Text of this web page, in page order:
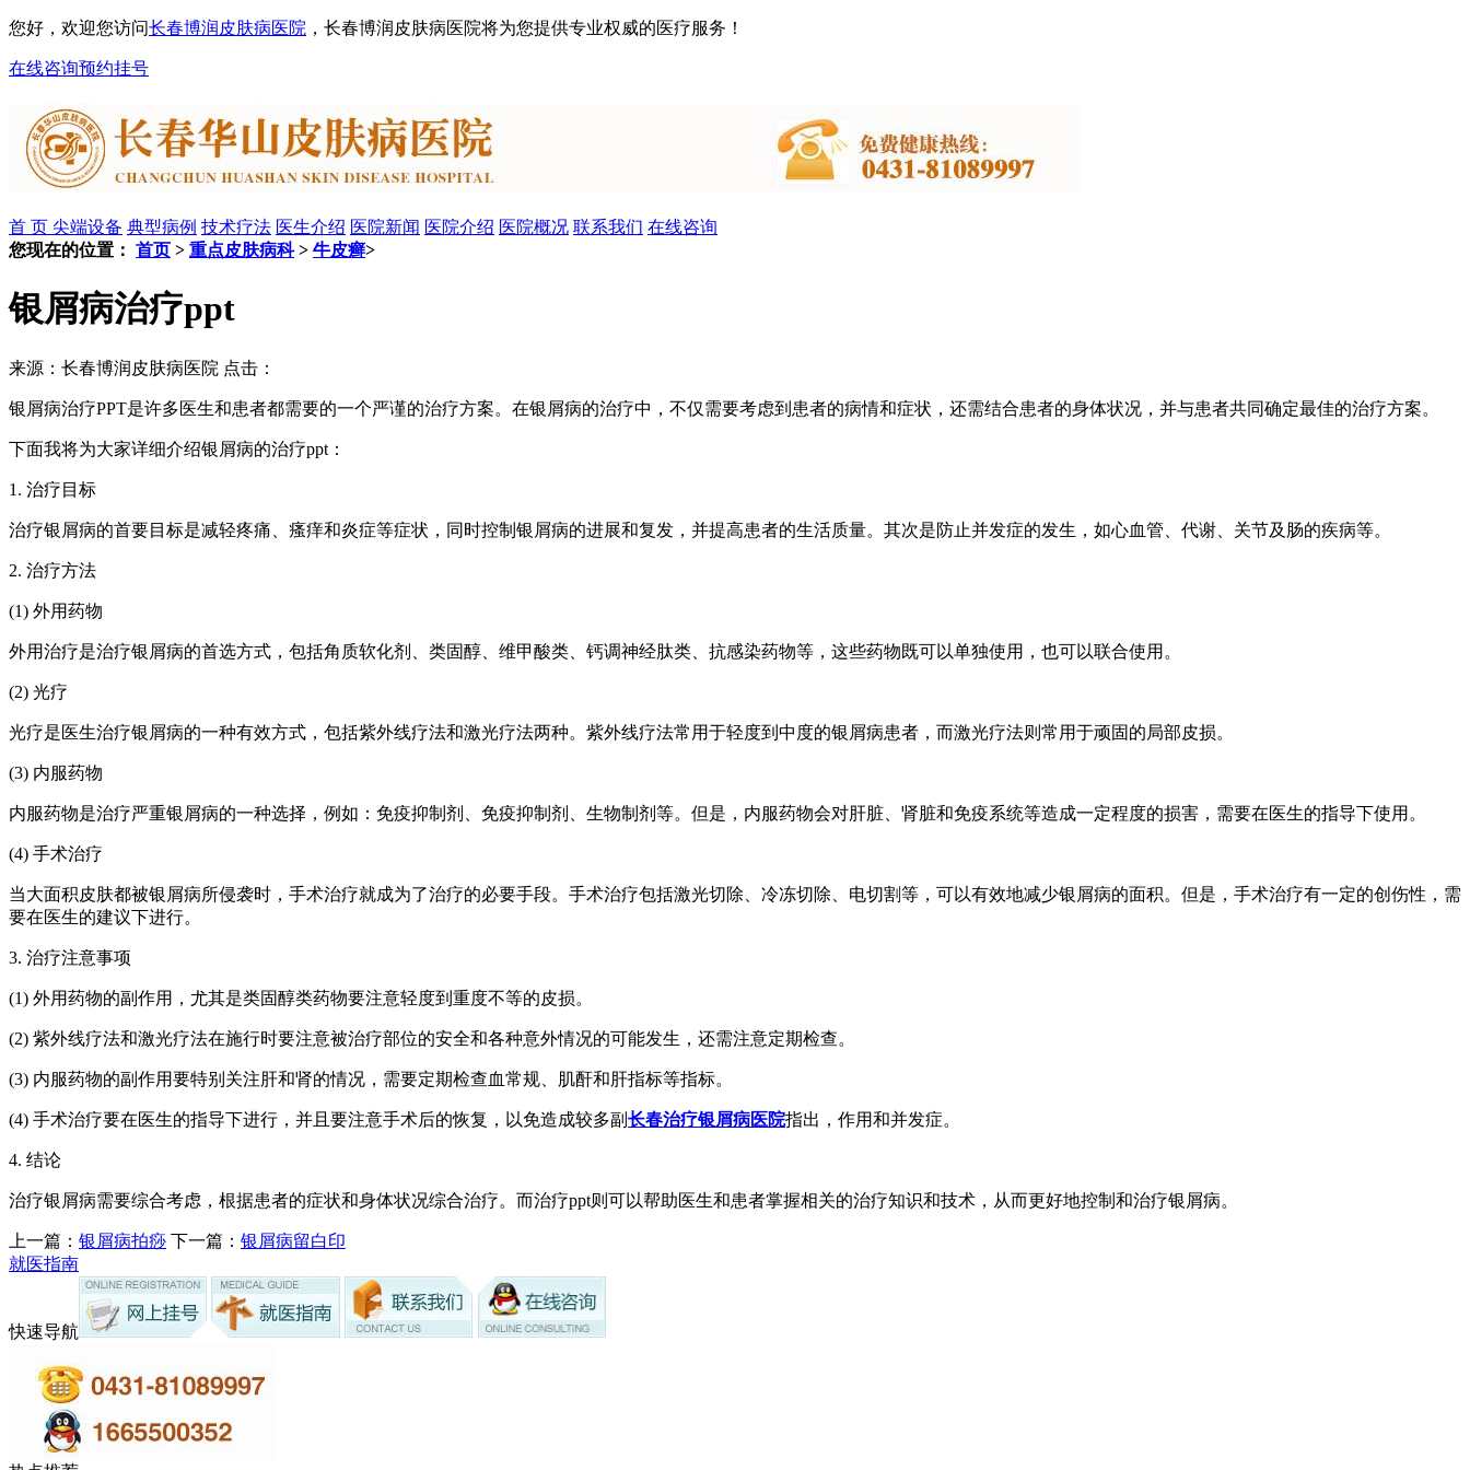
您好，欢迎您访问长春博润皮肤病医院 ，长春博润皮肤病医院将为您提供专业权威的医疗服务！
在线咨询预约挂号
首 页 尖端设备 典型病例 技术疗法 医生介绍 医院新闻 医院介绍 医院概况 联系我们 在线咨询
您现在的位置： 首页 > 重点皮肤病科> 牛皮癣>
银屑病治疗ppt
来源：长春博润皮肤病医院 点击：
银屑病治疗PPT是许多医生和患者都需要的一个严谨的治疗方案。在银屑病的治疗中，不仅需要考虑到患者的病情和症状，还需结合患者的身体状况，并与患者共同确定最佳的治疗方案。
下面我将为大家详细介绍银屑病的治疗ppt：
1. 治疗目标
治疗银屑病的首要目标是减轻疼痛、瘙痒和炎症等症状，同时控制银屑病的进展和复发，并提高患者的生活质量。其次是防止并发症的发生，如心血管、代谢、关节及肠的疾病等。
2. 治疗方法
(1) 外用药物
外用治疗是治疗银屑病的首选方式，包括角质软化剂、类固醇、维甲酸类、钙调神经肽类、抗感染药物等，这些药物既可以单独使用，也可以联合使用。
(2) 光疗
光疗是医生治疗银屑病的一种有效方式，包括紫外线疗法和激光疗法两种。紫外线疗法常用于轻度到中度的银屑病患者，而激光疗法则常用于顽固的局部皮损。
(3) 内服药物
内服药物是治疗严重银屑病的一种选择，例如：免疫抑制剂、免疫抑制剂、生物制剂等。但是，内服药物会对肝脏、肾脏和免疫系统等造成一定程度的损害，需要在医生的指导下使用。
(4) 手术治疗
当大面积皮肤都被银屑病所侵袭时，手术治疗就成为了治疗的必要手段。手术治疗包括激光切除、冷冻切除、电切割等，可以有效地减少银屑病的面积。但是，手术治疗有一定的创伤性，需
要在医生的建议下进行。
3. 治疗注意事项
(1) 外用药物的副作用，尤其是类固醇类药物要注意轻度到重度不等的皮损。
(2) 紫外线疗法和激光疗法在施行时要注意被治疗部位的安全和各种意外情况的可能发生，还需注意定期检查。
(3) 内服药物的副作用要特别关注肝和肾的情况，需要定期检查血常规、肌酐和肝指标等指标。
(4) 手术治疗要在医生的指导下进行，并且要注意手术后的恢复，以免造成较多副 长春治疗银屑病医院指出，作用和并发症。
4. 结论
治疗银屑病需要综合考虑，根据患者的症状和身体状况综合治疗。而治疗ppt则可以帮助医生和患者掌握相关的治疗知识和技术，从而更好地控制和治疗银屑病。
上一篇： 银屑病拍痧 下一篇： 银屑病留白印
就医指南
快速导航